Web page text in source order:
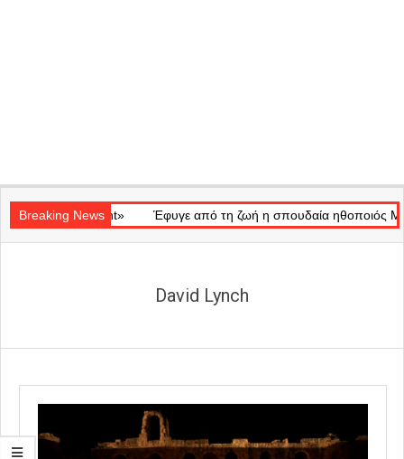
Navigation
Menu
Breaking News
of Light» Έφυγε από τη ζωή η σπουδαία ηθοποιός Μάρω
David Lynch